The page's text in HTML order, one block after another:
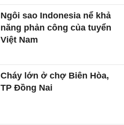
Ngôi sao Indonesia nể khả
năng phản công của tuyển
Việt Nam
Cháy lớn ở chợ Biên Hòa,
TP Đồng Nai